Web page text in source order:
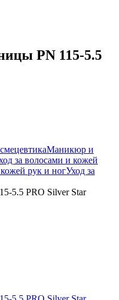
PN 115-5.5
Маникюр и
за волосами и кожей
кожей рук и ногУход за
5.5 PRO Silver Star